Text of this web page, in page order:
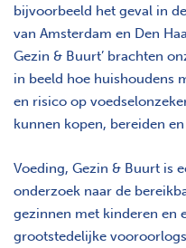
bijvoorbeeld het geval in
van Amsterdam en Den
Gezin & Buurt’ brachten
in beeld hoe huishoudens
en risico op
kunnen kopen, bereiden
Voeding, Gezin & Buurt is
onderzoek naar de
gezinnen met kinderen en
grootstedelijke